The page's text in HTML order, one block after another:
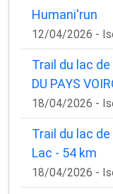
Humani'run
12/04/2026 -
Trail du lac de
DU PAYS
18/04/2026 -
Trail du lac
Lac - 54 km
18/04/2026 -